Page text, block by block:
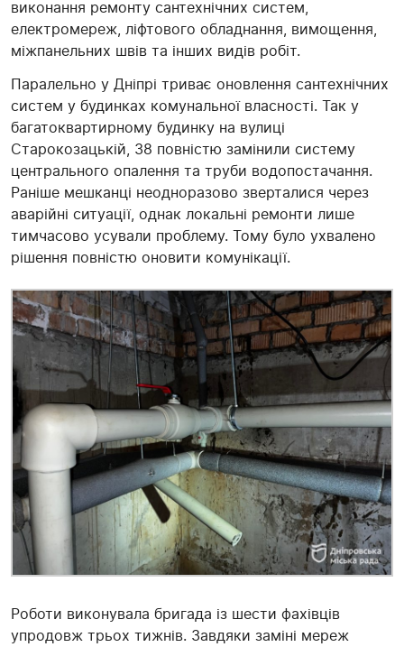
виконання ремонту сантехнічних систем,
електромереж, ліфтового обладнання, вимощення,
міжпанельних швів та інших видів робіт.
Паралельно у Дніпрі триває оновлення сантехнічних
систем у будинках комунальної власності. Так у
багатоквартирному будинку на вулиці
Старокозацькій, 38 повністю замінили систему
центрального опалення та труби водопостачання.
Раніше мешканці неодноразово зверталися через
аварійні ситуації, однак локальні ремонти лише
тимчасово усували проблему. Тому було ухвалено
рішення повністю оновити комунікації.
Роботи виконувала бригада із шести фахівців
упродовж трьох тижнів. Завдяки заміні мереж